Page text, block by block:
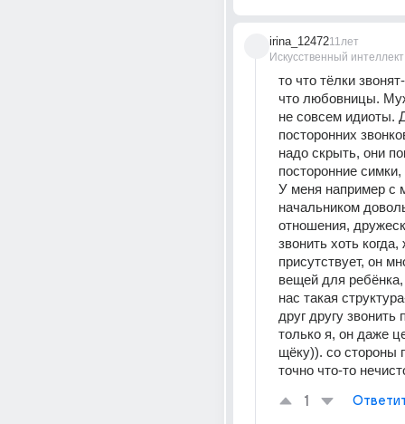
irina_12472
Искусственный интеллект
11лет
то что тёлки
что любовницы.
не совсем идиоты.
посторонних
надо скрыть, они
посторонние
У меня например с
начальником
отношения,
звонить хоть
присутствует, он
вещей для
нас такая
друг другу звонить
только я, он даже
щёку)). со стороны
точно что-то
1